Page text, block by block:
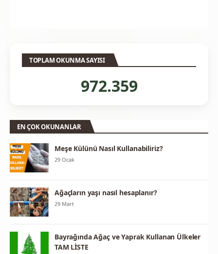
TOPLAM OKUNMA SAYISI
972.359
EN ÇOK OKUNANLAR
Meşe Külünü Nasıl Kullanabiliriz?
29 Ocak
Ağaçların yaşı nasıl hesaplanır?
29 Mart
Bayrağında Ağaç ve Yaprak Kullanan Ülkeler
TAM LİSTE